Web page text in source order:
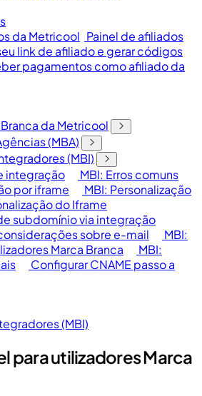
da Metricool Painel de afiliados
link de afiliado e gerar códigos
pagamentos como afiliado da
da Metricool
(MBA)
(MBI)
integração
MBI: Erros comuns
por iframe
MBI: Personalização
do Iframe
subdomínio via integração
sobre e-mail
MBI:
Marca Branca
MBI:
Configurar CNAME passo a
(MBI)
para utilizadores Marca